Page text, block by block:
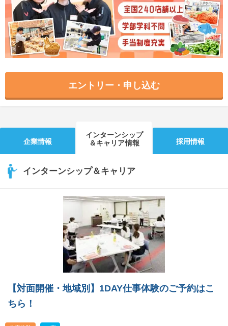
エントリー・申し込む
企業情報
インターンシップ
＆キャリア情報
採用情報
インターンシップ＆キャリア
【対面開催・地域別】1DAY仕事体験のご予約はこ
ちら！